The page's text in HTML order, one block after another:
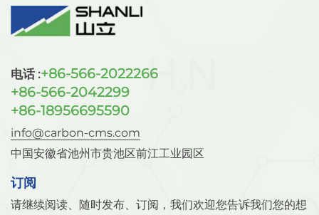
电话 :+86-566-2022266
+86-566-2042299
+86-18956695590
info@carbon-cms.com
中国安徽省池州市贵池区前江工业园区
订阅
请继续阅读、随时发布、订阅，我们欢迎您告诉我们您的想